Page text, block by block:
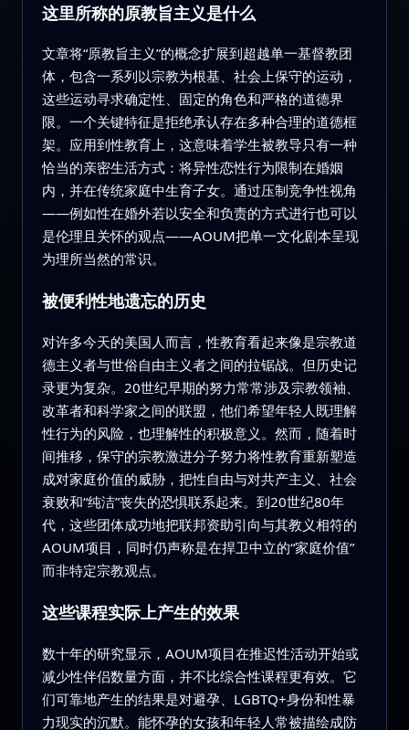
这里所称的原教旨主义是什么
文章将“原教旨主义”的概念扩展到超越单一基督教团
体，包含一系列以宗教为根基、社会上保守的运动，
这些运动寻求确定性、固定的角色和严格的道德界
限。一个关键特征是拒绝承认存在多种合理的道德框
架。应用到性教育上，这意味着学生被教导只有一种
恰当的亲密生活方式：将异性恋性行为限制在婚姻
内，并在传统家庭中生育子女。通过压制竞争性视角
——例如性在婚外若以安全和负责的方式进行也可以
是伦理且关怀的观点——AOUM把单一文化剧本呈现
为理所当然的常识。
被便利性地遗忘的历史
对许多今天的美国人而言，性教育看起来像是宗教道
德主义者与世俗自由主义者之间的拉锯战。但历史记
录更为复杂。20世纪早期的努力常常涉及宗教领袖、
改革者和科学家之间的联盟，他们希望年轻人既理解
性行为的风险，也理解性的积极意义。然而，随着时
间推移，保守的宗教激进分子努力将性教育重新塑造
成对家庭价值的威胁，把性自由与对共产主义、社会
衰败和“纯洁”丧失的恐惧联系起来。到20世纪80年
代，这些团体成功地把联邦资助引向与其教义相符的
AOUM项目，同时仍声称是在捍卫中立的“家庭价值”
而非特定宗教观点。
这些课程实际上产生的效果
数十年的研究显示，AOUM项目在推迟性活动开始或
减少性伴侣数量方面，并不比综合性课程更有效。它
们可靠地产生的结果是对避孕、LGBTQ+身份和性暴
力现实的沉默。能怀孕的女孩和年轻人常被描绘成防